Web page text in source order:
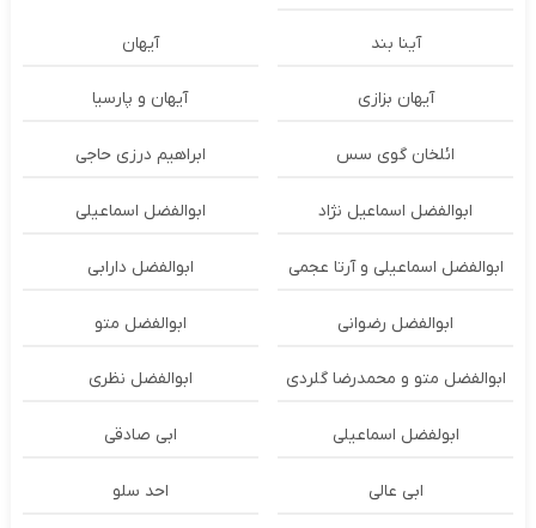
آینا بند آیهان
آیهان بزازی آیهان و پارسیا
ائلخان گوی سس ابراهیم درزی حاجی
ابوالفضل اسماعیل نژاد ابوالفضل اسماعیلی
ابوالفضل اسماعیلی و آرتا عجمی ابوالفضل دارابی
ابوالفضل رضوانی ابوالفضل متو
ابوالفضل متو و محمدرضا گلردی ابوالفضل نظری
ابولفضل اسماعیلی ابی صادقی
ابی عالی احد سلو